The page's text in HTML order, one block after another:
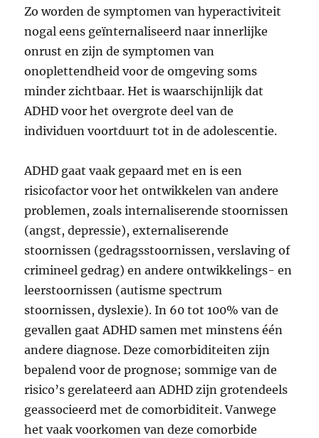
Zo worden de symptomen van hyperactiviteit
nogal eens geïnternaliseerd naar innerlijke
onrust en zijn de symptomen van
onoplettendheid voor de omgeving soms
minder zichtbaar. Het is waarschijnlijk dat
ADHD voor het overgrote deel van de
individuen voortduurt tot in de adolescentie.
ADHD gaat vaak gepaard met en is een
risicofactor voor het ontwikkelen van andere
problemen, zoals internaliserende stoornissen
(angst, depressie), externaliserende
stoornissen (gedragsstoornissen, verslaving of
crimineel gedrag) en andere ontwikkelings- en
leerstoornissen (autisme spectrum
stoornissen, dyslexie). In 60 tot 100% van de
gevallen gaat ADHD samen met minstens één
andere diagnose. Deze comorbiditeiten zijn
bepalend voor de prognose; sommige van de
risico’s gerelateerd aan ADHD zijn grotendeels
geassocieerd met de comorbiditeit. Vanwege
het vaak voorkomen van deze comorbide